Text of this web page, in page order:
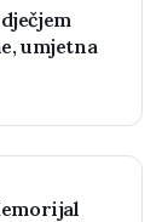
umjetna